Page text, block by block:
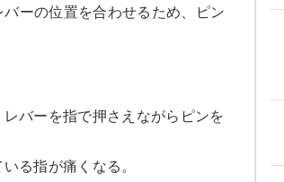
バーの位置を合わせるため、ピン
バーを指で押さえながらピンを
る指が痛くなる。